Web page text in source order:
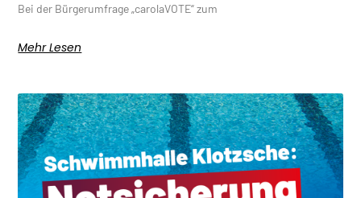
Bei der Bürgerumfrage „carolaVOTE“ zum
Mehr Lesen